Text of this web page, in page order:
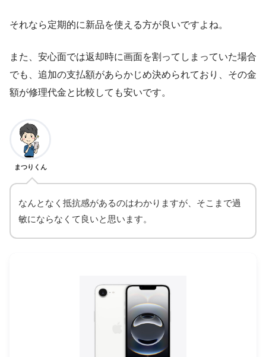
それなら定期的に新品を使える方が良いですよね。
また、安心面では返却時に画面を割ってしまっていた場合
でも、追加の支払額があらかじめ決められており、その金
額が修理代金と比較しても安いです。
まつりくん
なんとなく抵抗感があるのはわかりますが、そこまで過
敏にならなくて良いと思います。